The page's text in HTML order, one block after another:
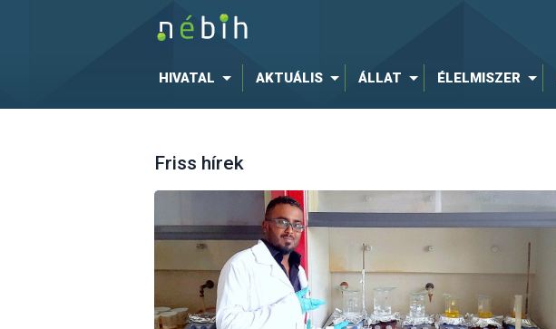
HIVATAL AKTUÁLIS ÁLLAT ÉLELMISZER
Friss hírek